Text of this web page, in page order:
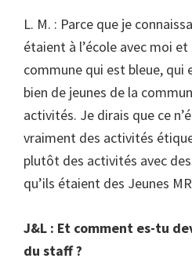
L. M. : Parce que je
étaient à l’école avec moi et
commune qui est bleue, qui
bien de jeunes de la
activités. Je dirais que ce
vraiment des activités
plutôt des activités avec
qu’ils étaient des Jeunes
J&L : Et comment es-tu
du staff ?